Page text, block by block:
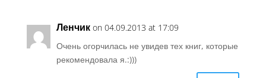
Ленчик on 04.09.2013 at 17:09
Очень огорчилась не увидев тех книг, которые
рекомендовала я.:)))